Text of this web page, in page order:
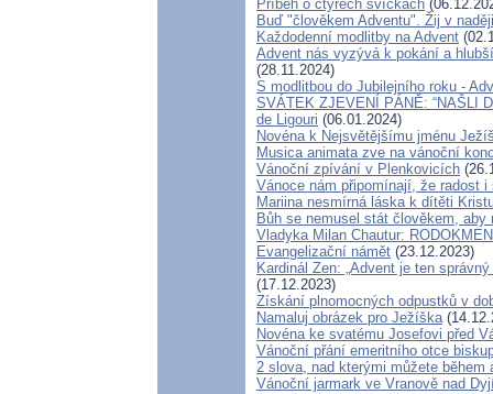
Příběh o čtyřech svíčkách
Buď "člověkem Adventu". Žij v
Každodenní modlitby na Advent
Advent nás vyzývá k pokání a
(28.11.2024)
S modlitbou do Jubilejního roku -
SVÁTEK ZJEVENÍ PÁNĚ: “NAŠLI
de Ligouri (06.01.2024)
Novéna k Nejsvětějšímu jménu
Musica animata zve na vánoční
Vánoční zpívání v Plenkovicích
Vánoce nám připomínají, že radost
Mariina nesmírná láska k dítěti
Bůh se nemusel stát člověkem,
Vladyka Milan Chautur:
Evangelizační námět (23.12.2023)
Kardinál Zen: „Advent je ten
(17.12.2023)
Získání plnomocných odpustků v
Namaluj obrázek pro Ježíška
Novéna ke svatému Josefovi před
Vánoční přání emeritního otce
2 slova, nad kterými můžete během
Vánoční jarmark ve Vranově nad